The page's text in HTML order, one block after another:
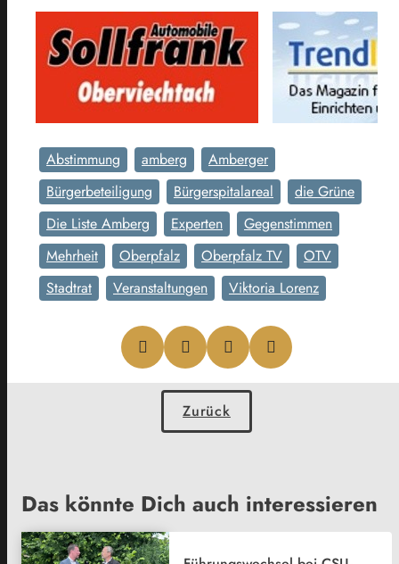
Abstimmung amberg
Amberger
Bürgerbeteiligung
Bürgerspitalareal
die Grüne
Die Liste Amberg
Experten
Gegenstimmen
Mehrheit
Oberpfalz Oberpfalz TV
OTV
Stadtrat
Veranstaltungen Viktoria Lorenz
Zurück
Das könnte Dich auch interessieren